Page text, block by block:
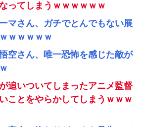
ってしまうｗｗｗｗｗｗ
マさん、ガチでとんでもない展
ｗｗｗｗｗ
空さん、唯一恐怖を感じた敵が
追いついてしまったアニメ監督
ことをやらかしてしまうｗｗｗ